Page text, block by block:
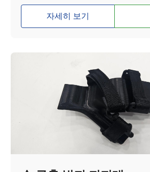
자세히 보기